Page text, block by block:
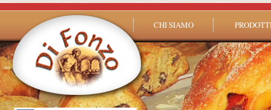
CHI SIAMO